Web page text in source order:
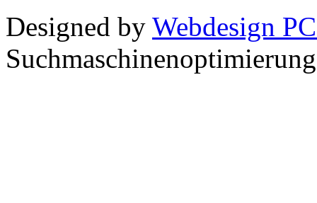
Designed by Webdesign